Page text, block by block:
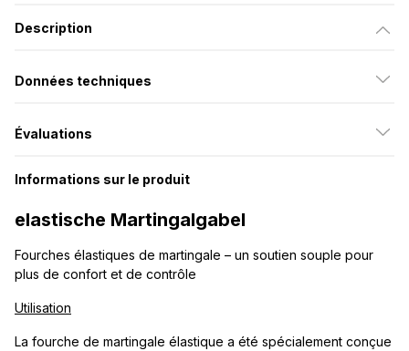
Description
Données techniques
Évaluations
Informations sur le produit
elastische Martingalgabel
Fourches élastiques de martingale – un soutien souple pour
plus de confort et de contrôle
Utilisation
La fourche de martingale élastique a été spécialement conçue